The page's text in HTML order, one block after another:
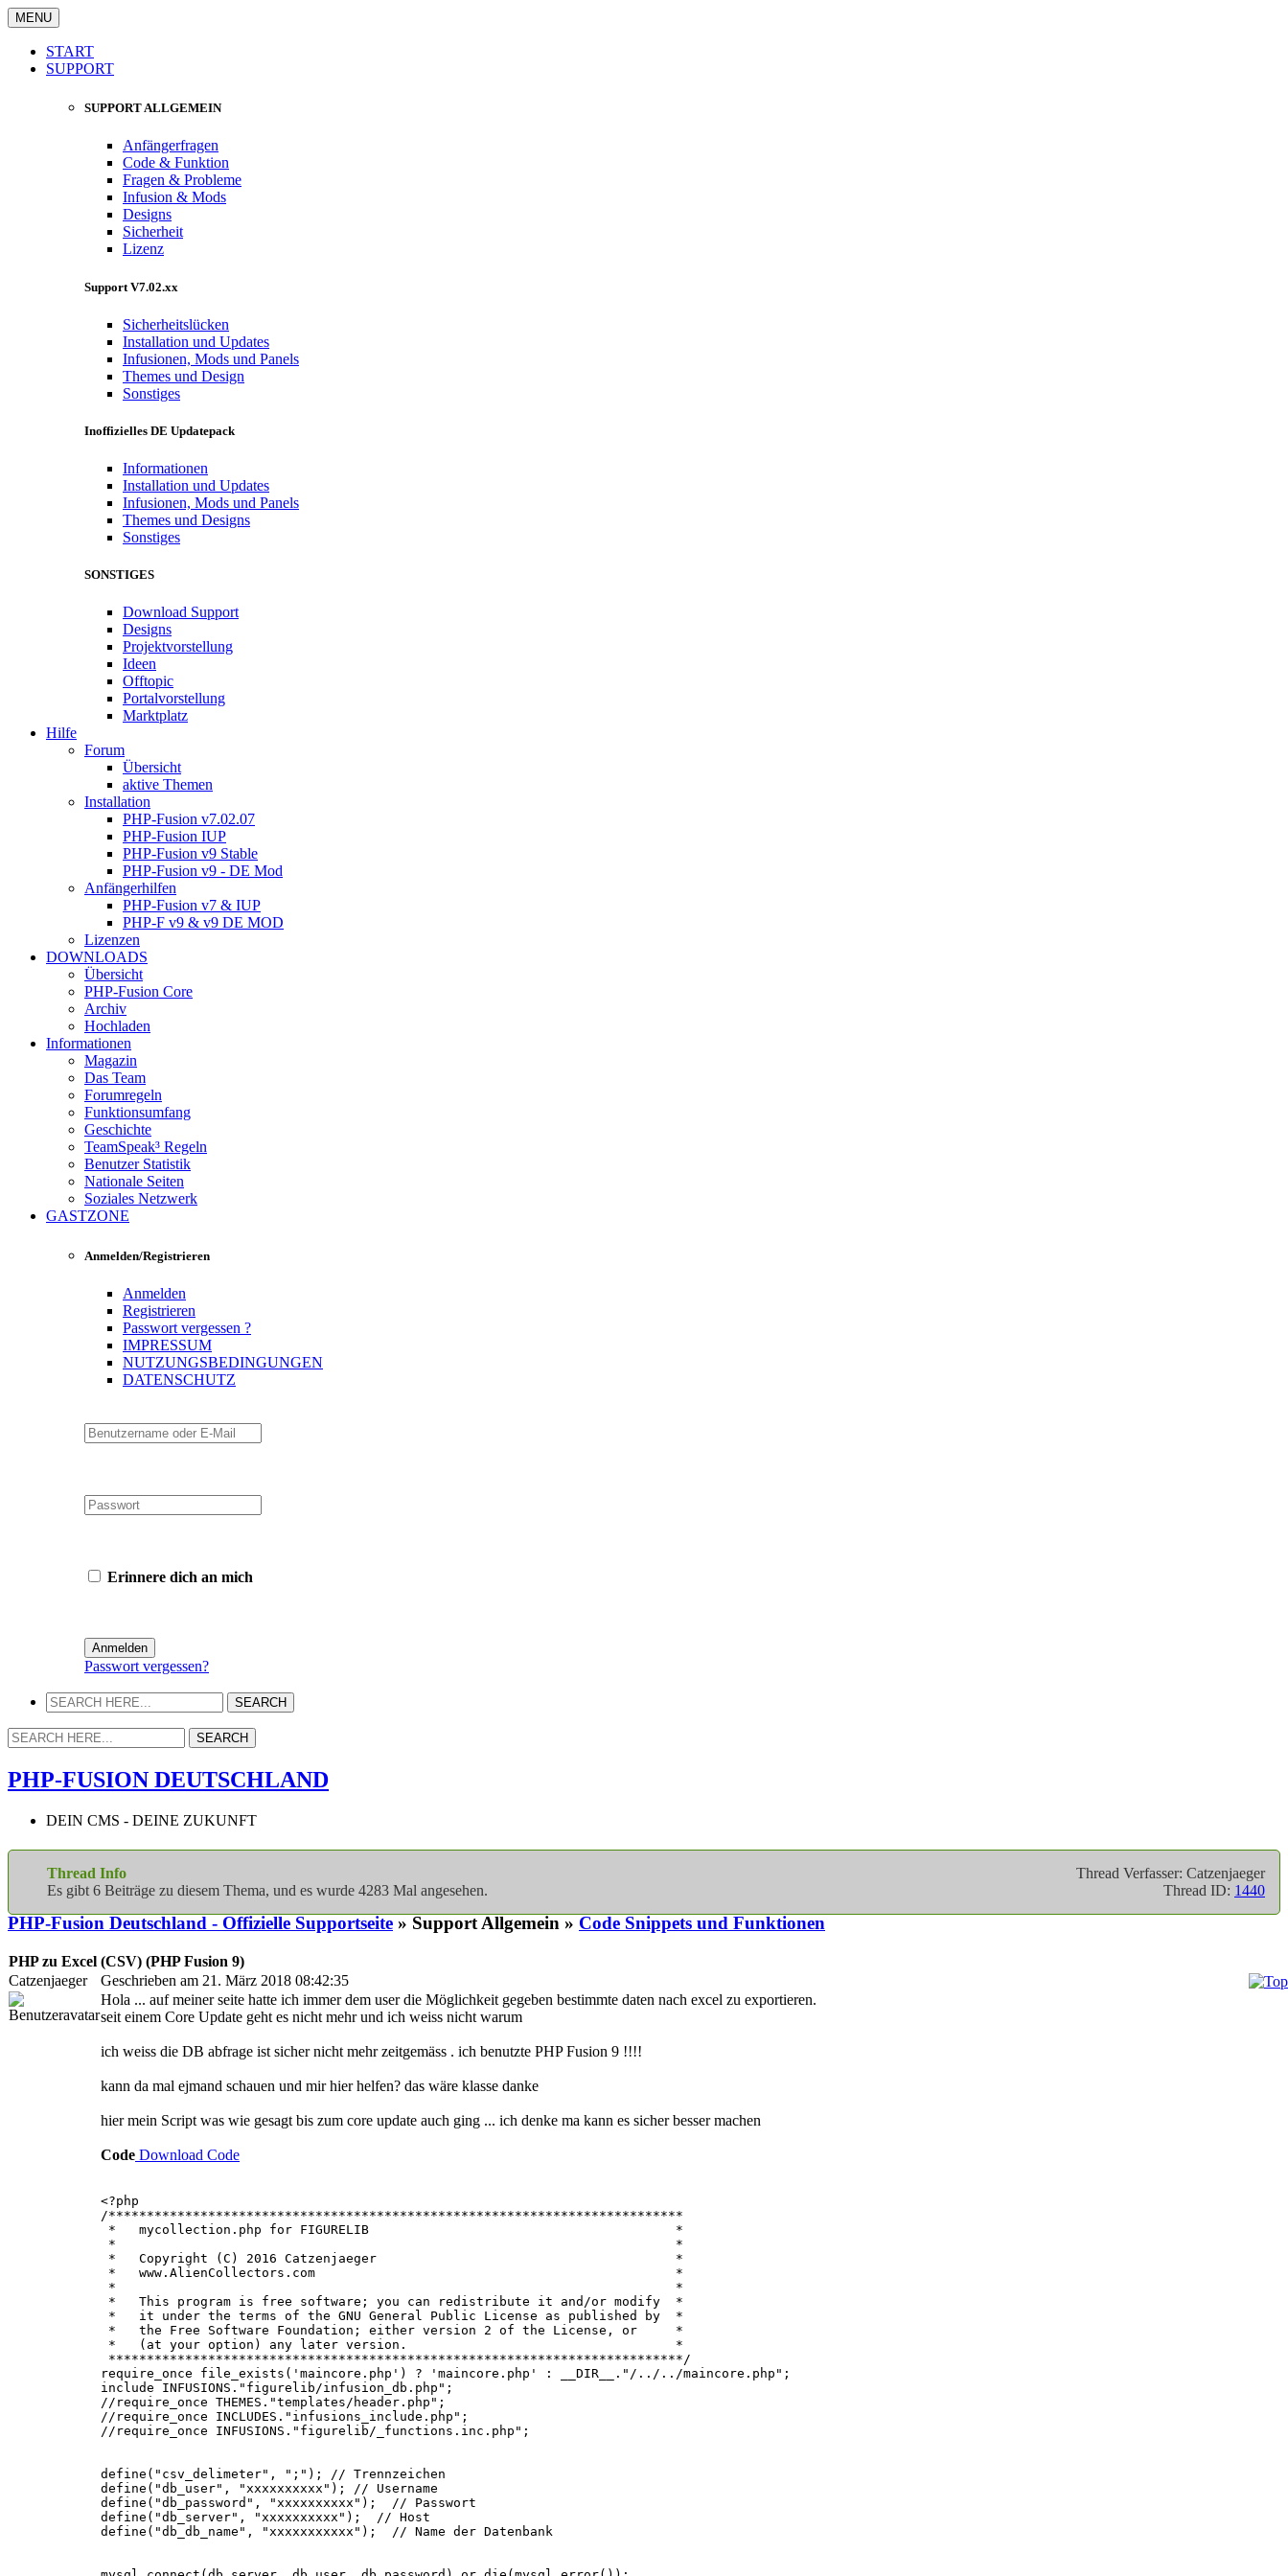
MENU
START
SUPPORT
SUPPORT ALLGEMEIN
Anfängerfragen
Code & Funktion
Fragen & Probleme
Infusion & Mods
Designs
Sicherheit
Lizenz
Support V7.02.xx
Sicherheitslücken
Installation und Updates
Infusionen, Mods und Panels
Themes und Design
Sonstiges
Inoffizielles DE Updatepack
Informationen
Installation und Updates
Infusionen, Mods und Panels
Themes und Designs
Sonstiges
SONSTIGES
Download Support
Designs
Projektvorstellung
Ideen
Offtopic
Portalvorstellung
Marktplatz
Hilfe
Forum
Übersicht
aktive Themen
Installation
PHP-Fusion v7.02.07
PHP-Fusion IUP
PHP-Fusion v9 Stable
PHP-Fusion v9 - DE Mod
Anfängerhilfen
PHP-Fusion v7 & IUP
PHP-F v9 & v9 DE MOD
Lizenzen
DOWNLOADS
Übersicht
PHP-Fusion Core
Archiv
Hochladen
Informationen
Magazin
Das Team
Forumregeln
Funktionsumfang
Geschichte
TeamSpeak³ Regeln
Benutzer Statistik
Nationale Seiten
Soziales Netzwerk
GASTZONE
Anmelden/Registrieren
Anmelden
Registrieren
Passwort vergessen ?
IMPRESSUM
NUTZUNGSBEDINGUNGEN
DATENSCHUTZ
Erinnere dich an mich
Passwort vergessen?
PHP-FUSION DEUTSCHLAND
DEIN CMS - DEINE ZUKUNFT
Thread Verfasser: Catzenjaeger
Thread ID: 1440
Thread Info
Es gibt 6 Beiträge zu diesem Thema, und es wurde 4283 Mal angesehen.
PHP-Fusion Deutschland - Offizielle Supportseite » Support Allgemein » Code Snippets und Funktionen
PHP zu Excel (CSV) (PHP Fusion 9)
Catzenjaeger
Geschrieben am 21. März 2018 08:42:35
Hola ... auf meiner seite hatte ich immer dem user die Möglichkeit gegeben bestimmte daten nach excel zu exportieren.
seit einem Core Update geht es nicht mehr und ich weiss nicht warum
ich weiss die DB abfrage ist sicher nicht mehr zeitgemäss . ich benutzte PHP Fusion 9 !!!!
kann da mal ejmand schauen und mir hier helfen? das wäre klasse danke
hier mein Script was wie gesagt bis zum core update auch ging ... ich denke ma kann es sicher besser machen
Code Download Code
<?php
/***************************************************************************
* mycollection.php for FIGURELIB *
* *
* Copyright (C) 2016 Catzenjaeger *
* www.AlienCollectors.com *
* *
* This program is free software; you can redistribute it and/or modify *
* it under the terms of the GNU General Public License as published by *
* the Free Software Foundation; either version 2 of the License, or *
* (at your option) any later version. *
***************************************************************************/
require_once file_exists('maincore.php') ? 'maincore.php' : __DIR__."/../../maincore.php";
include INFUSIONS."figurelib/infusion_db.php";
//require_once THEMES."templates/header.php";
//require_once INCLUDES."infusions_include.php";
//require_once INFUSIONS."figurelib/_functions.inc.php";
define("csv_delimeter", ";"); // Trennzeichen
define("db_user", "xxxxxxxxxx"); // Username
define("db_password", "xxxxxxxxxx"); // Passwort
define("db_server", "xxxxxxxxxx"); // Host
define("db_db_name", "xxxxxxxxxxx"); // Name der Datenbank